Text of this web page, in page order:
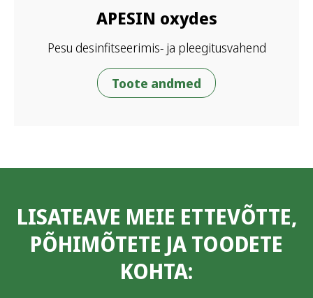
APESIN oxydes
Pesu desinfitseerimis- ja pleegitusvahend
Toote andmed
LISATEAVE MEIE ETTEVÕTTE,
PÕHIMÕTETE JA TOODETE
KOHTA: